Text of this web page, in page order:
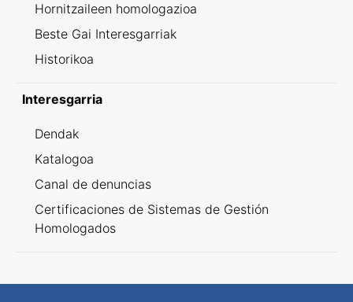
Hornitzaileen homologazioa
Beste Gai Interesgarriak
Historikoa
Interesgarria
Dendak
Katalogoa
Canal de denuncias
Certificaciones de Sistemas de Gestión
Homologados